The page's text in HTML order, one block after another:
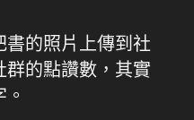
書的照片上傳到社
群的點讚數，其實